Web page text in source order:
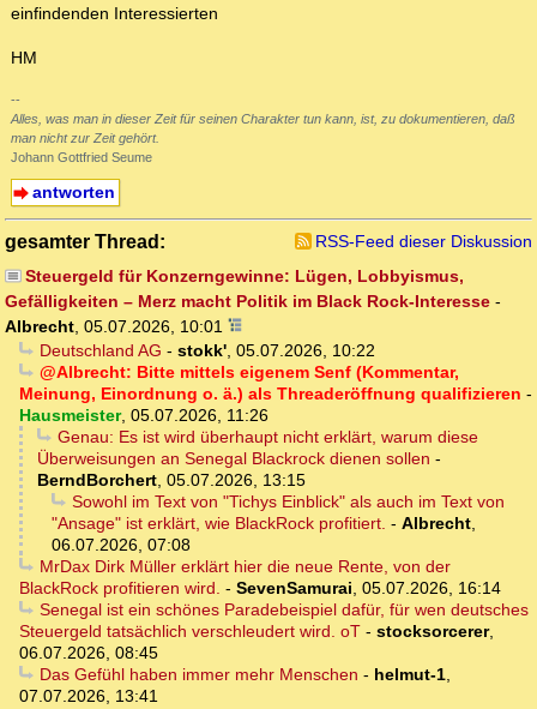
einfindenden Interessierten
HM
--
Alles, was man in dieser Zeit für seinen Charakter tun kann, ist, zu dokumentieren, daß
man nicht zur Zeit gehört.
Johann Gottfried Seume
antworten
gesamter Thread:
RSS-Feed dieser Diskussion
Steuergeld für Konzerngewinne: Lügen, Lobbyismus,
Gefälligkeiten – Merz macht Politik im Black Rock-Interesse -
Albrecht, 05.07.2026, 10:01
Deutschland AG - stokk', 05.07.2026, 10:22
@Albrecht: Bitte mittels eigenem Senf (Kommentar,
Meinung, Einordnung o. ä.) als Threaderöffnung qualifizieren -
Hausmeister, 05.07.2026, 11:26
Genau: Es ist wird überhaupt nicht erklärt, warum diese
Überweisungen an Senegal Blackrock dienen sollen -
BerndBorchert, 05.07.2026, 13:15
Sowohl im Text von "Tichys Einblick" als auch im Text von
"Ansage" ist erklärt, wie BlackRock profitiert. - Albrecht,
06.07.2026, 07:08
MrDax Dirk Müller erklärt hier die neue Rente, von der
BlackRock profitieren wird. - SevenSamurai, 05.07.2026, 16:14
Senegal ist ein schönes Paradebeispiel dafür, für wen deutsches
Steuergeld tatsächlich verschleudert wird. oT - stocksorcerer,
06.07.2026, 08:45
Das Gefühl haben immer mehr Menschen - helmut-1,
07.07.2026, 13:41